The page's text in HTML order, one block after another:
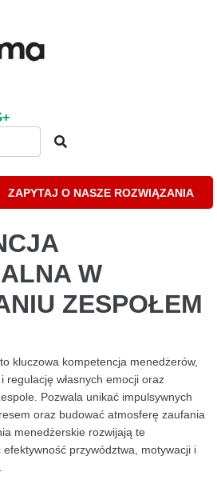
ZAPYTAJ O NASZE ROZWIĄZANIA
W
ZESPOŁEM
kluczowa kompetencja menedżerów,
regulację własnych emocji oraz
Pozwala unikać impulsywnych
oraz budować atmosferę zaufania
menedżerskie rozwijają te
przywództwa, motywacji i